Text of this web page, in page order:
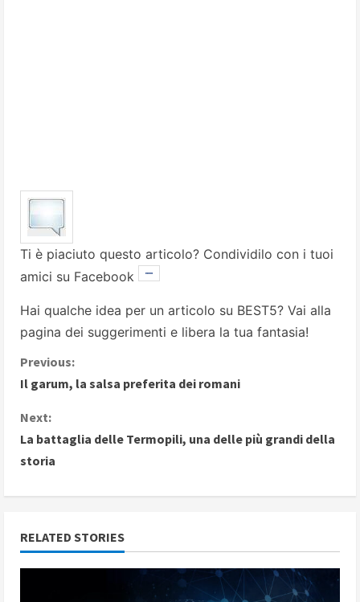
Ti è piaciuto questo articolo? Condividilo con i tuoi
amici su Facebook
Hai qualche idea per un articolo su BEST5? Vai alla
pagina dei suggerimenti e libera la tua fantasia!
C
o
n
t
i
n
u
Previous:
Il garum, la salsa preferita dei romani
Next:
La battaglia delle Termopili, una delle più grandi della
storia
RELATED STORIES